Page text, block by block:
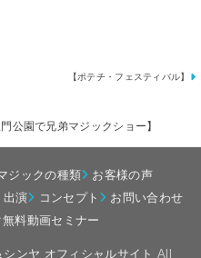
【ポテチ・フェスティバル】
門公園で兄弟マジックショー】
ジックの種類
お客様の声
出演 コンセプト
お問い合わせ
料動画セミナー
ンヤ オフィシャルサイト All